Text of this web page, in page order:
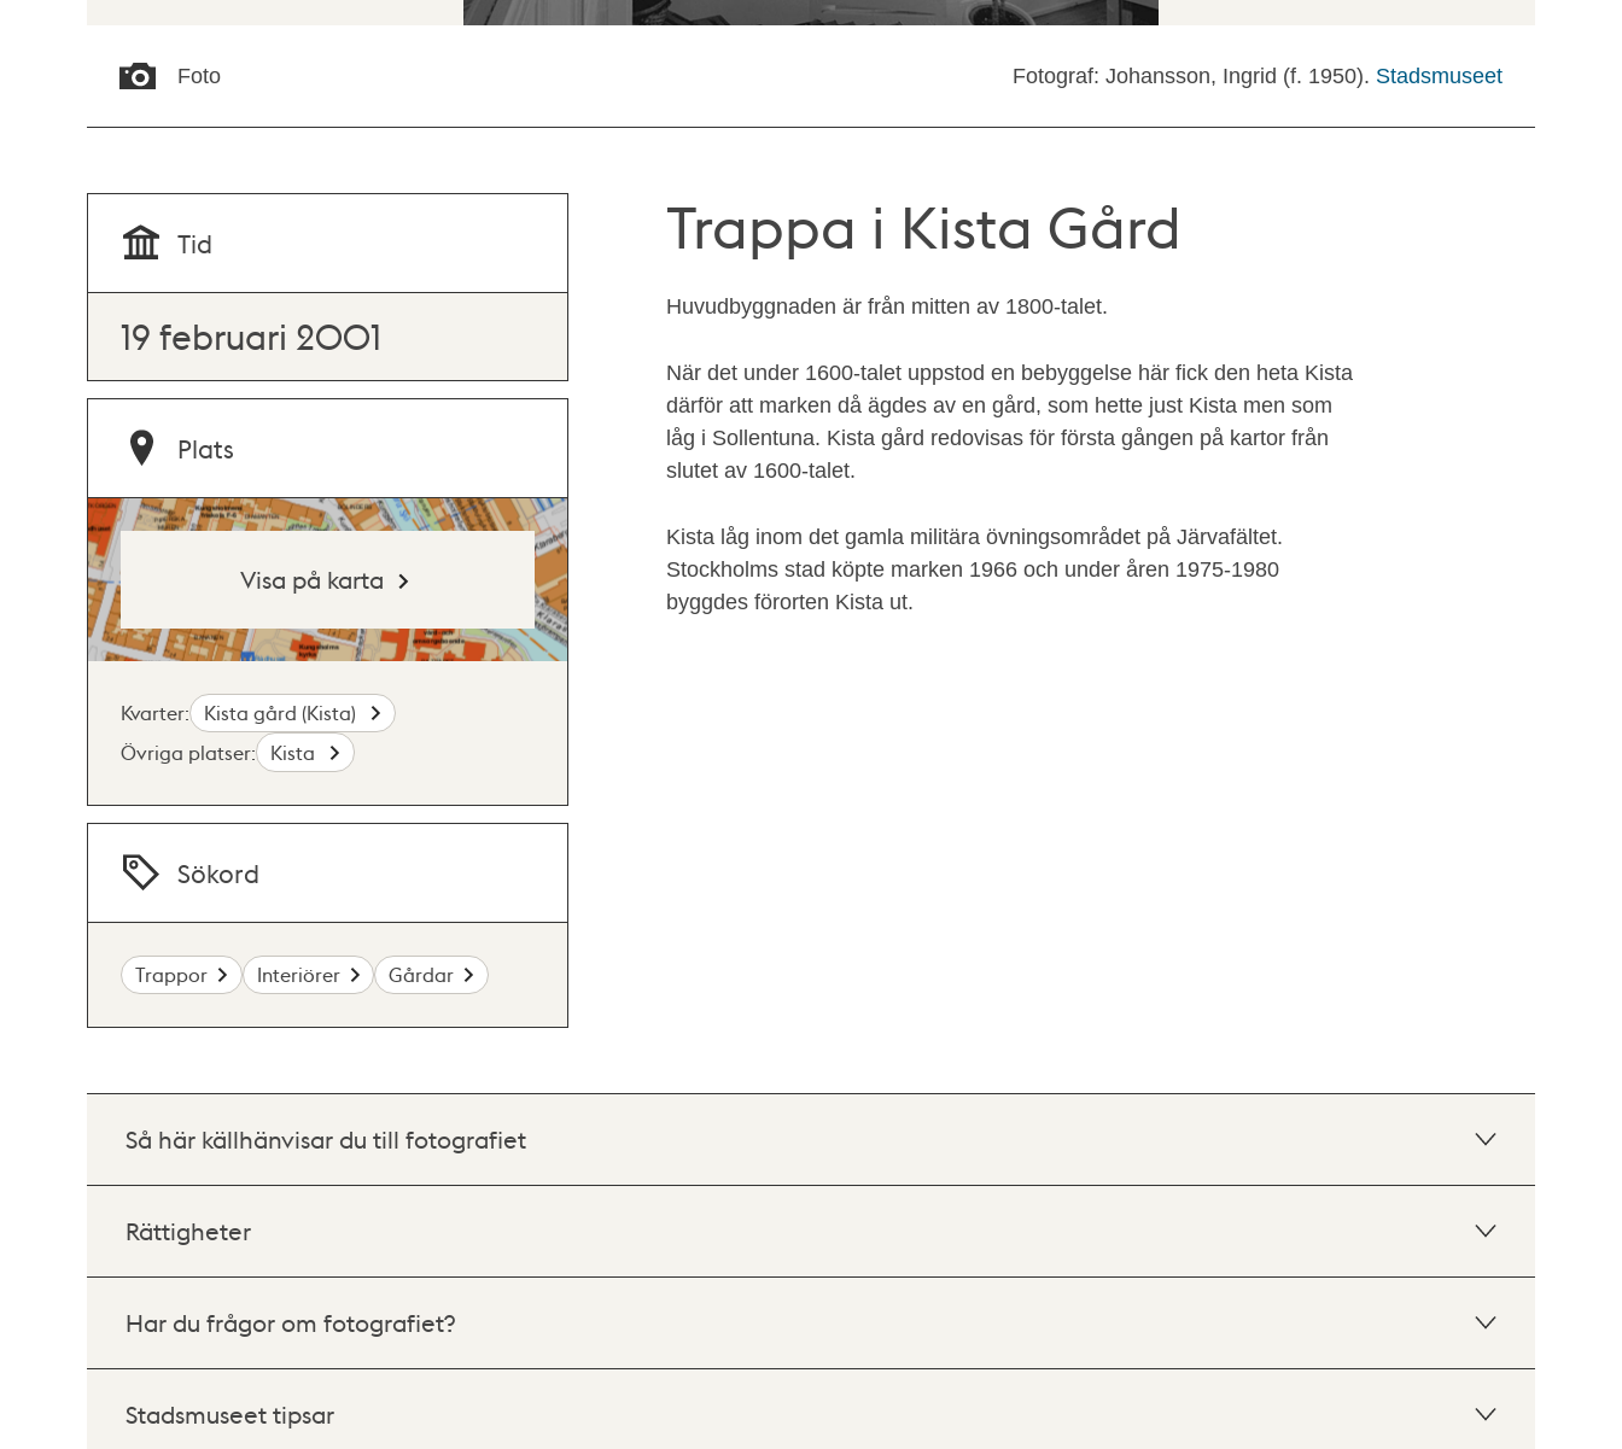
Foto Fotograf: Johansson, Ingrid (f. 1950). Stadsmuseet
Trappa i Kista Gård
Huvudbyggnaden är från mitten av 1800-talet.
När det under 1600-talet uppstod en bebyggelse här fick den heta Kista
därför att marken då ägdes av en gård, som hette just Kista men som
låg i Sollentuna. Kista gård redovisas för första gången på kartor från
slutet av 1600-talet.
Kista låg inom det gamla militära övningsområdet på Järvafältet.
Stockholms stad köpte marken 1966 och under åren 1975-1980
byggdes förorten Kista ut.
Tid
19 februari 2001
Plats
Visa på karta
Kvarter:
Kista gård (Kista)
Övriga platser:
Kista
Sökord
Trappor Interiörer Gårdar
Så här källhänvisar du till fotografiet
Rättigheter
Har du frågor om fotografiet?
Stadsmuseet tipsar